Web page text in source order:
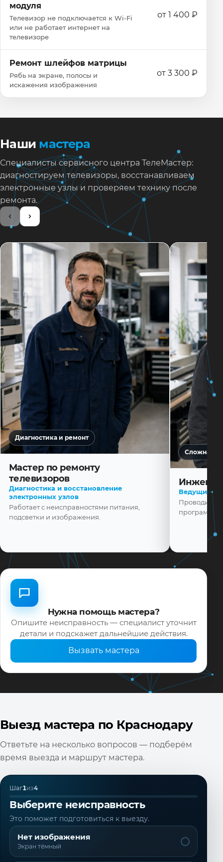
модуля
Телевизор не подключается к Wi‑Fi
или не работает интернет на
телевизоре
от 1 400 ₽
Ремонт шлейфов матрицы
Рябь на экране, полосы и
искажения изображения
от 3 300 ₽
Наши мастера
Специалисты сервисного центра ТелеМастер:
диагностируем телевизоры, восстанавливаем
электронные узлы и проверяем технику после
ремонта.
Диагностика и ремонт
Мастер по ремонту
телевизоров
Диагностика и восстановление
электронных узлов
Работает с неисправностями питания,
подсветки и изображения.
Сложная
Ведущий
Проводит
Нужна помощь мастера?
Опишите неисправность — специалист уточнит
детали и подскажет дальнейшие действия.
Вызвать мастера
Выезд мастера по Краснодару
Ответьте на несколько вопросов — подберём
время выезда и маршрут мастера.
Шаг1из4
Выберите неисправность
Это поможет подготовиться к выезду.
Нет изображения
Экран тёмный